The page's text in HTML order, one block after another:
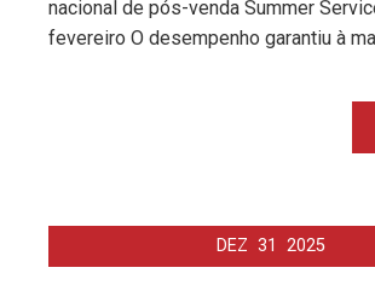
nacional de pós-venda Summer
fevereiro O desempenho garantiu à
DEZ 31 2025